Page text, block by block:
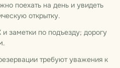
поехать на день и увидеть
открытку.
и заметки по подъезду; дорогу
требуют уважения к